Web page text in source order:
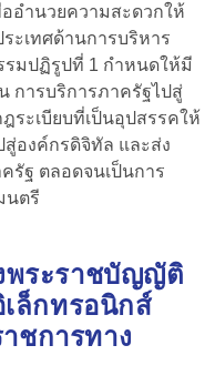
อำนวยความสะดวกให้
ะเทศด้านการบริหาร
รมปฏิรูปที่ 1 กำหนดให้มี
การบริการภาครัฐไปสู่
ระเบียบที่เป็นอุปสรรคให้
องค์กรดิจิทัล และส่ง
รัฐ ตลอดจนเป็นการ
นตรี
พระราชบัญญัติ
ล็กทรอนิกส์
ชการทาง